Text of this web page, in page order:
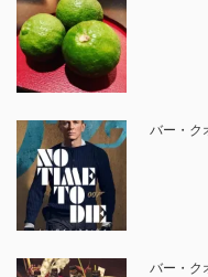
バー・ク
バー・ク